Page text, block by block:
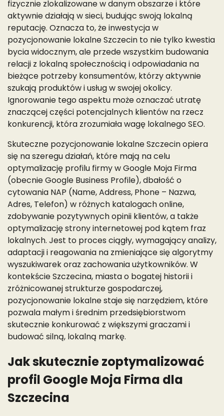
fizycznie zlokalizowane w danym obszarze i które
aktywnie działają w sieci, budując swoją lokalną
reputację. Oznacza to, że inwestycja w
pozycjonowanie lokalne Szczecin to nie tylko kwestia
bycia widocznym, ale przede wszystkim budowania
relacji z lokalną społecznością i odpowiadania na
bieżące potrzeby konsumentów, którzy aktywnie
szukają produktów i usług w swojej okolicy.
Ignorowanie tego aspektu może oznaczać utratę
znaczącej części potencjalnych klientów na rzecz
konkurencji, która zrozumiała wagę lokalnego SEO.
Skuteczne pozycjonowanie lokalne Szczecin opiera
się na szeregu działań, które mają na celu
optymalizację profilu firmy w Google Moja Firma
(obecnie Google Business Profile), dbałość o
cytowania NAP (Name, Address, Phone – Nazwa,
Adres, Telefon) w różnych katalogach online,
zdobywanie pozytywnych opinii klientów, a także
optymalizację strony internetowej pod kątem fraz
lokalnych. Jest to proces ciągły, wymagający analizy,
adaptacji i reagowania na zmieniające się algorytmy
wyszukiwarek oraz zachowania użytkowników. W
kontekście Szczecina, miasta o bogatej historii i
zróżnicowanej strukturze gospodarczej,
pozycjonowanie lokalne staje się narzędziem, które
pozwala małym i średnim przedsiębiorstwom
skutecznie konkurować z większymi graczami i
budować silną, lokalną markę.
Jak skutecznie zoptymalizować
profil Google Moja Firma dla
Szczecina